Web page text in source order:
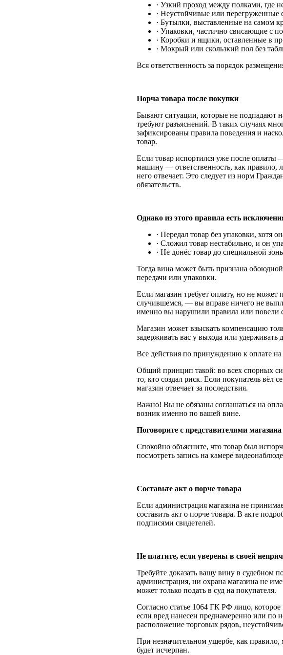
· Узкий проход между полками, где
· Неустойчивые или перегруженные
· Бутылки, выставленные на самом
· Упаковки, частично свисающие с
· Коробки и ящики, оставленные в
· Мокрый или скользкий пол без
Вся ответственность за порядок
Порча товара после покупки
Бывают ситуации, которые не подпадают
требуют разъяснений. В таких случаях
зафиксированы правила поведения и
товар.
Если товар испортился уже после оплаты
машину — ответственность, как правило,
него отвечает. Это следует из норм
обязательств.
Однако из этого правила есть
· Передал товар без упаковки, хотя
· Сложил товар нестабильно, и он
· Не донёс товар до специальной
Тогда вина может быть признана
передачи или упаковки.
Если магазин требует оплату, но не может
случившемся, — вы вправе ничего не
именно вы нарушили правила или повели
Магазин может взыскать компенсацию
задерживать вас у выхода или удерживать
Все действия по принуждению к оплате на
Общий принцип такой: во всех спорных
то, кто создал риск. Если покупатель вёл
магазин отвечает за последствия.
Важно! Вы не обязаны соглашаться на
возник именно по вашей вине.
Поговорите с представителями магазина
Спокойно объясните, что товар был
посмотреть запись на камере
Составьте акт о порче товара
Если администрация магазина не
составить акт о порче товара. В акте
подписями свидетелей.
Не платите, если уверены в своей
Требуйте доказать вашу вину в судебном
администрация, ни охрана магазина не
может только подать в суд на покупателя.
Согласно статье 1064 ГК РФ лицо,
если вред нанесен преднамеренно или по
расположение торговых рядов,
При незначительном ущербе, как правило,
будет исчерпан.